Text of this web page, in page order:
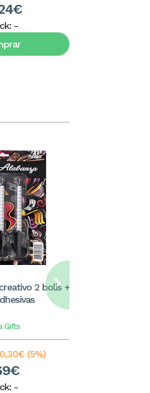
-
2 bolis +
Gifts
0,30€ (5%)
-